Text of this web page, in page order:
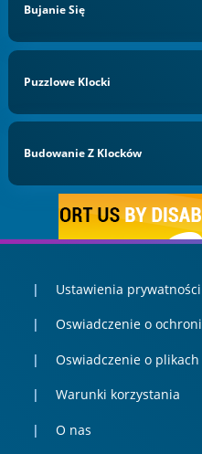
Bujanie Się
Puzzlowe Klocki
Budowanie Z Klocków
Ustawienia prywatności
Oswiadczenie o
Oswiadczenie o plikach
Warunki korzystania
O nas